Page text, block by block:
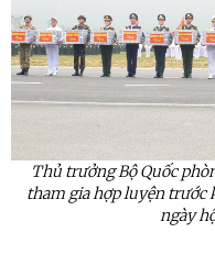
Thủ trưởng Bộ Quốc
tham gia hợp luyện trước
ngày